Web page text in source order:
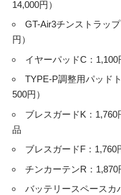
14,000円）
GT-Air3チンストラッ
円）
イヤーパッドC：1,100
TYPE-P調整用パッド
500円）
ブレスガードK：
品
ブレスガードF：1,760
チンカーテンR：1,870
バッテリースペースカ